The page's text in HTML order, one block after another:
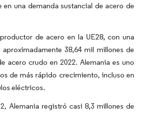
en una demanda sustancial de acero de
de acero en la UE28, con una
38,64 mil millones de
acero crudo en 2022. Alemania es uno
de más rápido crecimiento, incluso en
eléctricos.
Alemania registró casi 8,3 millones de